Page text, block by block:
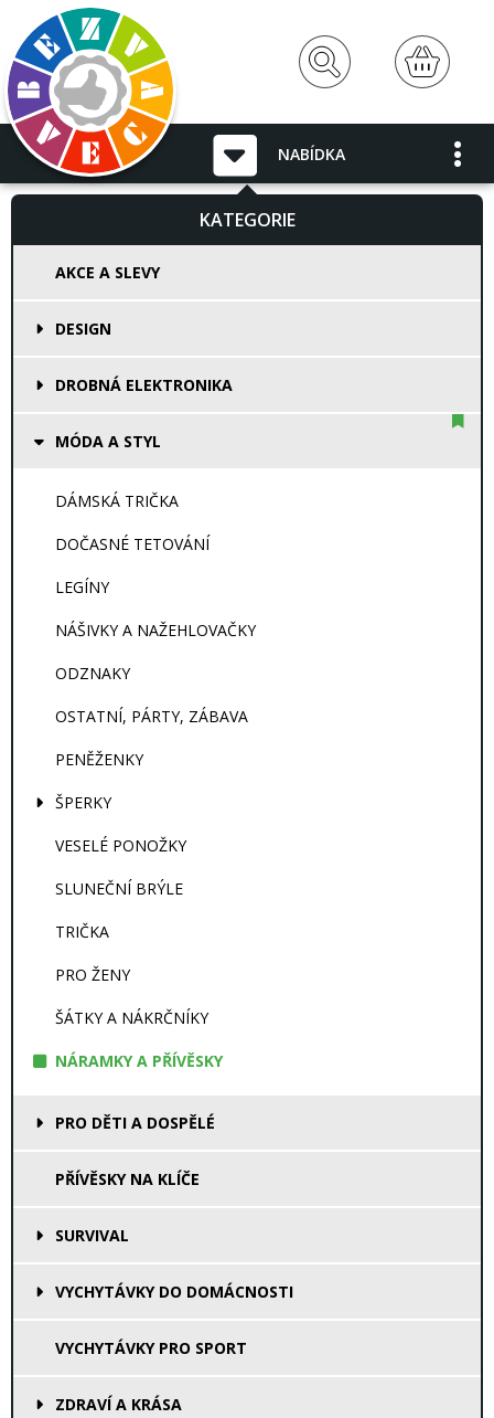
NABÍDKA
KATEGORIE
AKCE A SLEVY
DESIGN
DROBNÁ ELEKTRONIKA
MÓDA A STYL
DÁMSKÁ TRIČKA
DOČASNÉ TETOVÁNÍ
LEGÍNY
NÁŠIVKY A NAŽEHLOVAČKY
ODZNAKY
OSTATNÍ, PÁRTY, ZÁBAVA
PENĚŽENKY
ŠPERKY
VESELÉ PONOŽKY
SLUNEČNÍ BRÝLE
TRIČKA
PRO ŽENY
ŠÁTKY A NÁKRČNÍKY
NÁRAMKY A PŘÍVĚSKY
PRO DĚTI A DOSPĚLÉ
PŘÍVĚSKY NA KLÍČE
SURVIVAL
VYCHYTÁVKY DO DOMÁCNOSTI
VYCHYTÁVKY PRO SPORT
ZDRAVÍ A KRÁSA